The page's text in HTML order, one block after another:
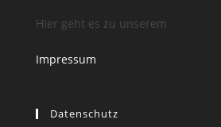
Hier geht es zu unserem
Impressum
Datenschutz